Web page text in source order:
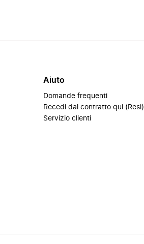
Aiuto
Domande frequenti
Recedi dal contratto qui (Resi)
Servizio clienti